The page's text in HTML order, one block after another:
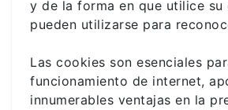
y de la forma en que utilice su
pueden utilizarse para
Las cookies son esenciales
funcionamiento de internet,
innumerables ventajas en la